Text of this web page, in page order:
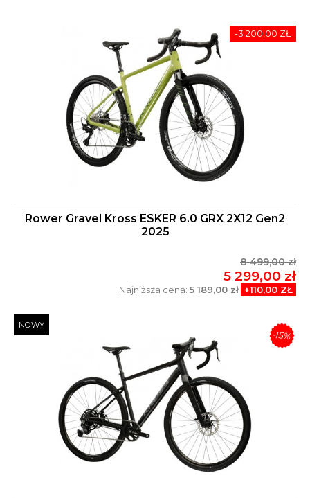
Rower Gravel Kross ESKER 6.0 GRX 2X12 Gen2
2025
8 499,00 zł
5 299,00 zł
Najniższa cena: 5 189,00 zł +110,00 ZŁ
-3 200,00 ZŁ
NOWY
-15%